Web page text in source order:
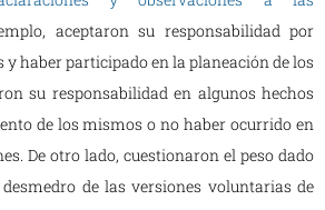
aceptaron su responsabilidad por
y haber participado en la planeación de los
su responsabilidad en algunos hechos
de los mismos o no haber ocurrido en
De otro lado, cuestionaron el peso dado
de las versiones voluntarias de